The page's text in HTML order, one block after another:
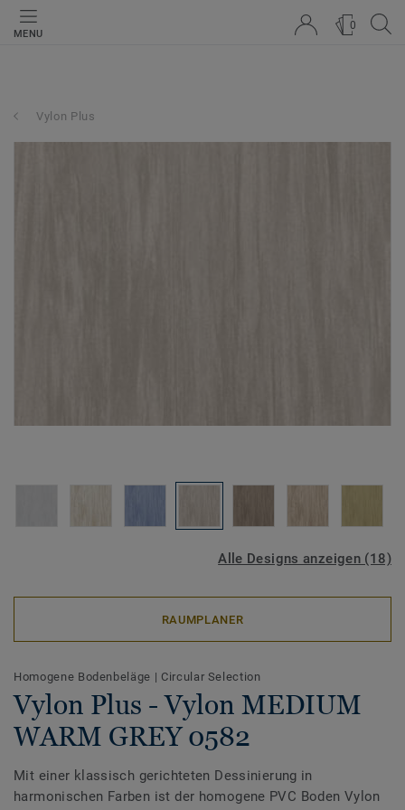
MENU
0
Vylon Plus
Alle Designs anzeigen (18)
RAUMPLANER
Homogene Bodenbeläge | Circular Selection
Vylon Plus - Vylon MEDIUM
WARM GREY 0582
Mit einer klassisch gerichteten Dessinierung in
harmonischen Farben ist der homogene PVC Boden Vylon